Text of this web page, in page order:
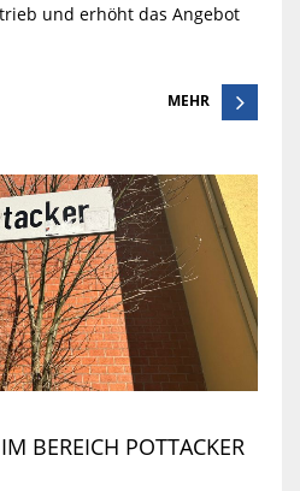
und erhöht das Angebot
MEHR
BEREICH POTTACKER